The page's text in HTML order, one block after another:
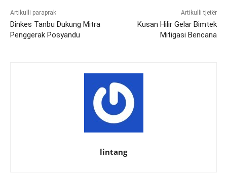
Artikulli paraprak
Dinkes Tanbu Dukung Mitra
Penggerak Posyandu
Artikulli tjetër
Kusan Hilir Gelar Bimtek
Mitigasi Bencana
lintang